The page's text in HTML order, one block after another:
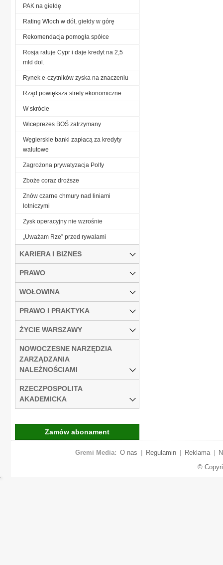
PAK na giełdę
Rating Włoch w dół, giełdy w górę
Rekomendacja pomogła spółce
Rosja ratuje Cypr i daje kredyt na 2,5
mld dol.
Rynek e-czytników zyska na znaczeniu
Rząd powiększa strefy ekonomiczne
W skrócie
Wiceprezes BOŚ zatrzymany
Węgierskie banki zapłacą za kredyty
walutowe
Zagrożona prywatyzacja Polfy
Zboże coraz droższe
Znów czarne chmury nad liniami
lotniczymi
Zysk operacyjny nie wzrośnie
„Uważam Rze” przed rywalami
KARIERA I BIZNES
PRAWO
WOŁOWINA
PRAWO I PRAKTYKA
ŻYCIE WARSZAWY
NOWOCZESNE NARZĘDZIA
ZARZĄDZANIA
NALEŻNOŚCIAMI
RZECZPOSPOLITA
AKADEMICKA
Zamów abonament
Gremi Media: O nas Regulamin Reklama
©